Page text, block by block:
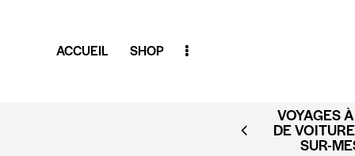
ACCUEIL SHOP
VOYAGES
DE
SUR-